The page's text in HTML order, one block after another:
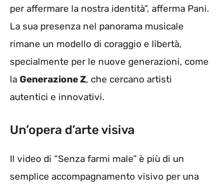
per affermare la nostra identità”, afferma Pani.
La sua presenza nel panorama musicale
rimane un modello di coraggio e libertà,
specialmente per le nuove generazioni, come
la Generazione Z, che cercano artisti
autentici e innovativi.
Un’opera d’arte visiva
Il video di “Senza farmi male” è più di un
semplice accompagnamento visivo per una